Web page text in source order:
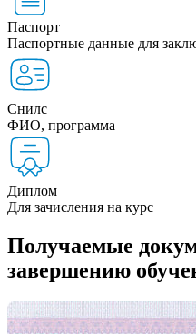
Паспорт
Паспортные данные для
Снилс
ФИО, программа
Диплом
Для зачисления на курс
Получаемые
завершению